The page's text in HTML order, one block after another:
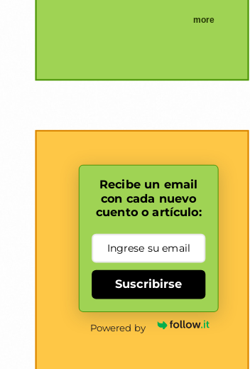
more
Recibe un email
con cada nuevo
cuento o artículo:
Suscribirse
Powered by